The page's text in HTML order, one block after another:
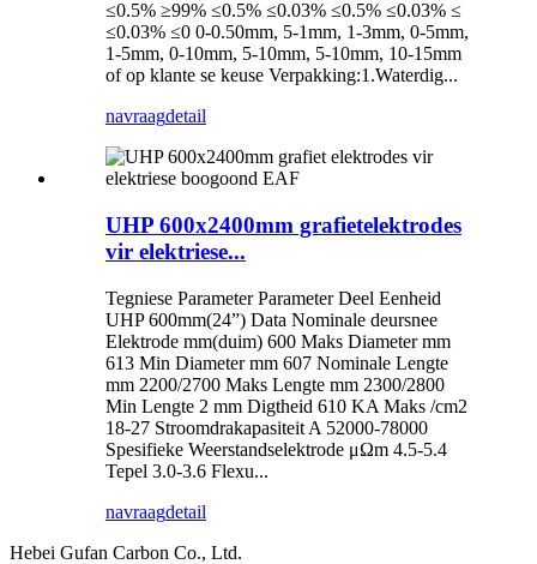
≤0.5% ≥99% ≤0.5% ≤0.03% ≤0.5% ≤0.03% ≤
≤0.03% ≤0 0-0.50mm, 5-1mm, 1-3mm, 0-5mm,
1-5mm, 0-10mm, 5-10mm, 5-10mm, 10-15mm
of op klante se keuse Verpakking:1.Waterdig...
navraagdetail
UHP 600x2400mm grafietelektrodes
vir elektriese...
Tegniese Parameter Parameter Deel Eenheid
UHP 600mm(24”) Data Nominale deursnee
Elektrode mm(duim) 600 Maks Diameter mm
613 Min Diameter mm 607 Nominale Lengte
mm 2200/2700 Maks Lengte mm 2300/2800
Min Lengte 2 mm Digtheid 610 KA Maks /cm2
18-27 Stroomdrakapasiteit A 52000-78000
Spesifieke Weerstandselektrode μΩm 4.5-5.4
Tepel 3.0-3.6 Flexu...
navraagdetail
Hebei Gufan Carbon Co., Ltd.